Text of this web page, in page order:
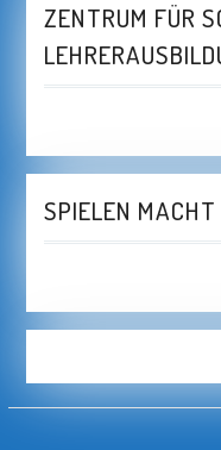
ZENTRUM FÜR
SPIELEN MACHT